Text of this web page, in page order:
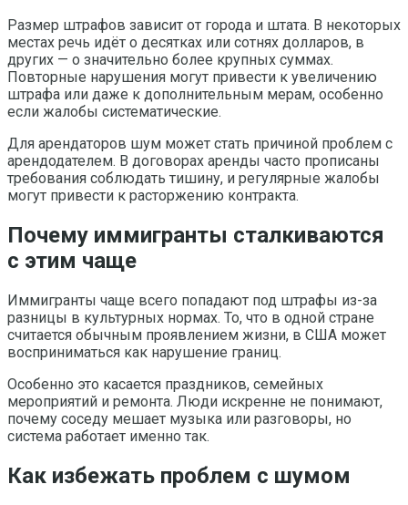
Размер штрафов зависит от города и штата. В некоторых
местах речь идёт о десятках или сотнях долларов, в
других — о значительно более крупных суммах.
Повторные нарушения могут привести к увеличению
штрафа или даже к дополнительным мерам, особенно
если жалобы систематические.
Для арендаторов шум может стать причиной проблем с
арендодателем. В договорах аренды часто прописаны
требования соблюдать тишину, и регулярные жалобы
могут привести к расторжению контракта.
Почему иммигранты сталкиваются
с этим чаще
Иммигранты чаще всего попадают под штрафы из-за
разницы в культурных нормах. То, что в одной стране
считается обычным проявлением жизни, в США может
восприниматься как нарушение границ.
Особенно это касается праздников, семейных
мероприятий и ремонта. Люди искренне не понимают,
почему соседу мешает музыка или разговоры, но
система работает именно так.
Как избежать проблем с шумом